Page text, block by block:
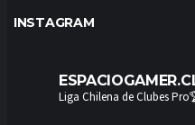
INSTAGRAM
Liga Chilena de Clubes